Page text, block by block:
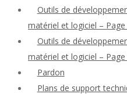
Outils de
matériel et logiciel – Page
Outils de
matériel et logiciel – Page
Pardon
Plans de support